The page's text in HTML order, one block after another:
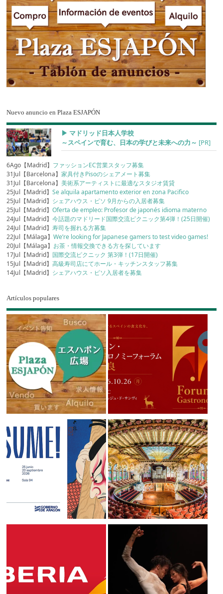
Nuevo anuncio en Plaza ESJAPÓN
▶︎ マドリッド日本人学校
～スペインで育む、日本の学びと未来への力～ [PR]
6Ago【Madrid】 ファッションEC営業スタッフ募集
31Jul【Barcelona】家具付きPisoのシェアメート募集
31Jul【Barcelona】美術系アーティストに最適なスタジオ賃貸
25Jul【Madrid】Se alquila apartamento exterior en zona Pacifico
25Jul【Madrid】 シェアハウス・ピソ 9月からの入居者募集
25Jul【Madrid】Oferta de empleo: Profesor de japonés idioma materno
24Jul【Madrid】今話題のマドリード国際交流ピクニック第4弾！(25日開催)
24Jul【Madrid】寿司を握れる方募集
22Jul【Málaga】We’re looking for Japanese gamers to test video games!
20Jul【Málaga】 お茶・情報交換できる方を探しています
17Jul【Madrid】 国際交流ピクニック 第3弾！(17日開催)
15Jul【Madrid】高級寿司店にてホール・キッチンスタッフ募集
14Jul【Madrid】 シェアハウス・ピソ入居者を募集
Artículos populares